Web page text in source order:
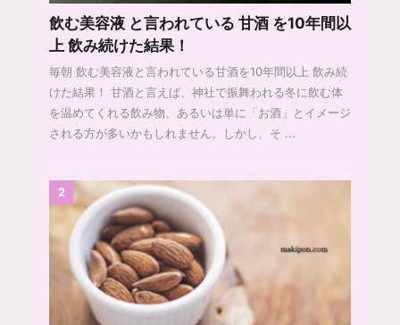
飲む美容液 と言われている 甘酒 を10年間以
上 飲み続けた結果！
毎朝 飲む美容液と言われている甘酒を10年間以上 飲み続
けた結果！ 甘酒と言えば、神社で振舞われる冬に飲む体
を温めてくれる飲み物、あるいは単に「お酒」とイメージ
される方が多いかもしれません。しかし、そ ...
2